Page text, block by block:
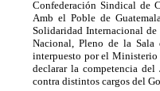
Confederación Sindical de
Amb el Poble de
Solidaridad Internacional de
Nacional, Pleno de la
interpuesto por el Ministerio
declarar la competencia
contra distintos cargos del